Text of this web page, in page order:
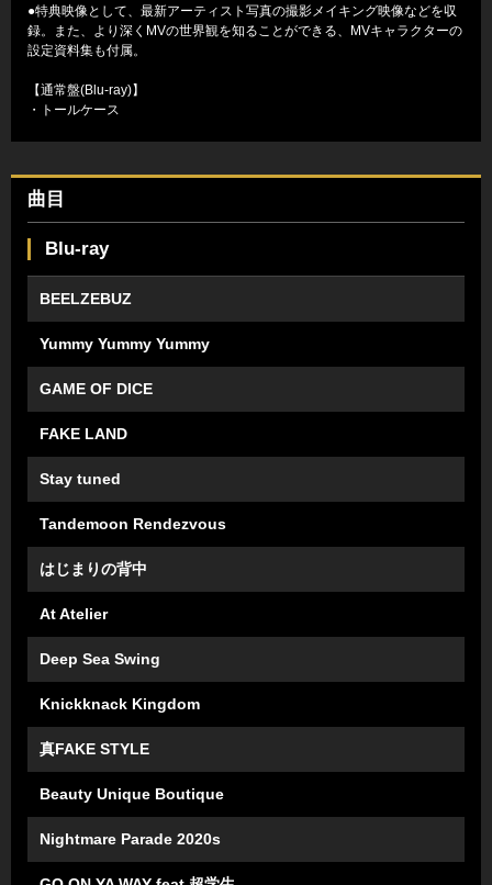
●特典映像として、最新アーティスト写真の撮影メイキング映像などを収
録。また、より深くMVの世界観を知ることができる、MVキャラクターの
設定資料集も付属。
【通常盤(Blu-ray)】
・トールケース
曲目
Blu-ray
BEELZEBUZ
Yummy Yummy Yummy
GAME OF DICE
FAKE LAND
Stay tuned
Tandemoon Rendezvous
はじまりの背中
At Atelier
Deep Sea Swing
Knickknack Kingdom
真FAKE STYLE
Beauty Unique Boutique
Nightmare Parade 2020s